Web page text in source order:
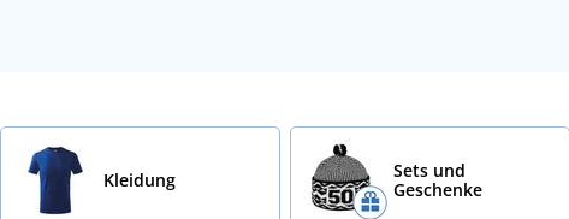
Kleidung
Sets und
Geschenke